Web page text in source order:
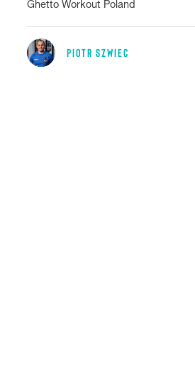
Ghetto Workout Poland
PIOTR SZWIEC